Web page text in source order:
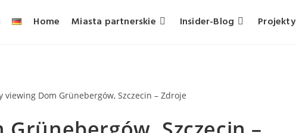
Home Miasta partnerskie Insider-Blog Projekty